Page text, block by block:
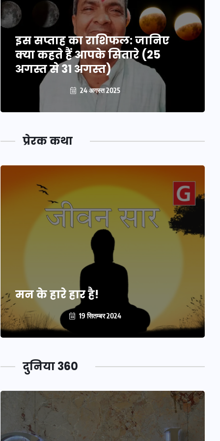
इस सप्ताह का राशिफल: जानिए
क्या कहते हैं आपके सितारे (25
अगस्त से 31 अगस्त)
24 अगस्त 2025
प्रेरक कथा
मन के हारे हार है!
19 सितम्बर 2024
दुनिया 360